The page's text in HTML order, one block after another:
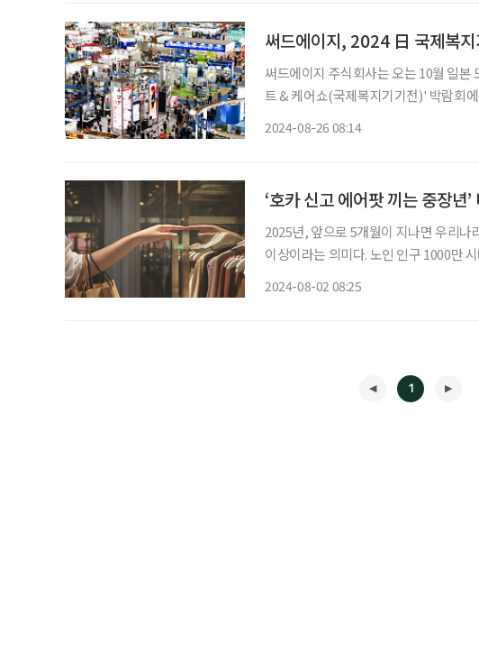
써드에이지, 2024 日 국제복
써드에이지 주식회사는 오는 10월 일
트 & 케어쇼(국제복지기기전)' 박람회
2024-08-26 08:14
‘호카 신고 에어팟 끼는 중장년
2025년, 앞으로 5개월이 지나면 우리나
이상이라는 의미다. 노인 인구 1000만
2024-08-02 08:25
1